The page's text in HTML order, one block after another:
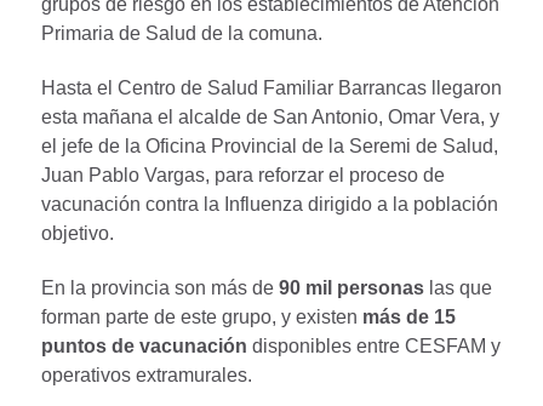
grupos de riesgo en los establecimientos de Atención
Primaria de Salud de la comuna.
Hasta el Centro de Salud Familiar Barrancas llegaron
esta mañana el alcalde de San Antonio, Omar Vera, y
el jefe de la Oficina Provincial de la Seremi de Salud,
Juan Pablo Vargas, para reforzar el proceso de
vacunación contra la Influenza dirigido a la población
objetivo.
En la provincia son más de 90 mil personas las que
forman parte de este grupo, y existen más de 15
puntos de vacunación disponibles entre CESFAM y
operativos extramurales.